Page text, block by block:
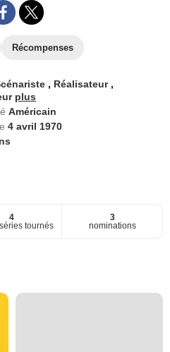
Récompenses
, Réalisateur ,
plus
Américain
4 avril 1970
4
tournés
3
nominations